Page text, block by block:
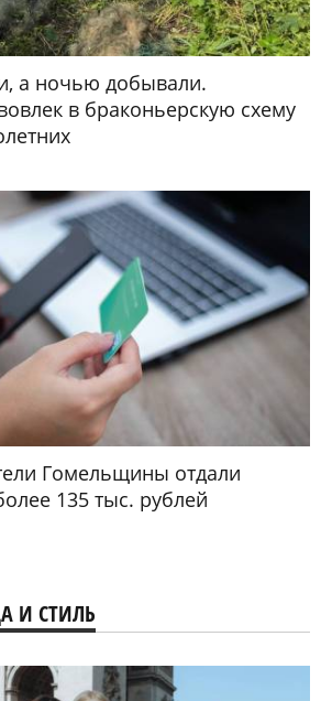
а ночью добывали.
в браконьерскую схему
Гомельщины отдали
135 тыс. рублей
И СТИЛЬ